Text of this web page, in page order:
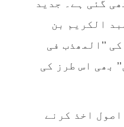
گئی ہے۔ جدید
الكريم بن
’’المھذب فی
بھی اس طرز کی
اصول اخذ کرنے